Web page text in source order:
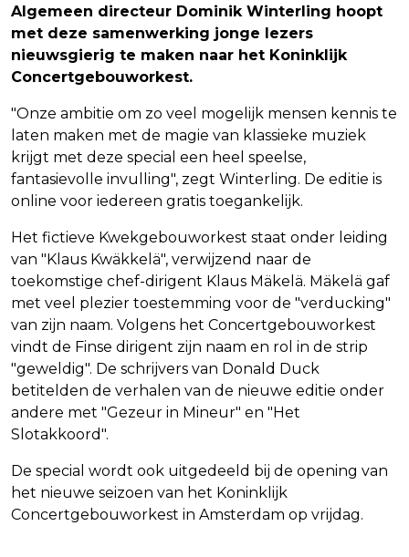
Algemeen directeur Dominik Winterling hoopt
met deze samenwerking jonge lezers
nieuwsgierig te maken naar het Koninklijk
Concertgebouworkest.
"Onze ambitie om zo veel mogelijk mensen kennis te
laten maken met de magie van klassieke muziek
krijgt met deze special een heel speelse,
fantasievolle invulling", zegt Winterling. De editie is
online voor iedereen gratis toegankelijk.
Het fictieve Kwekgebouworkest staat onder leiding
van "Klaus Kwäkkelä", verwijzend naar de
toekomstige chef-dirigent Klaus Mäkelä. Mäkelä gaf
met veel plezier toestemming voor de "verducking"
van zijn naam. Volgens het Concertgebouworkest
vindt de Finse dirigent zijn naam en rol in de strip
"geweldig". De schrijvers van Donald Duck
betitelden de verhalen van de nieuwe editie onder
andere met "Gezeur in Mineur" en "Het
Slotakkoord".
De special wordt ook uitgedeeld bij de opening van
het nieuwe seizoen van het Koninklijk
Concertgebouworkest in Amsterdam op vrijdag.